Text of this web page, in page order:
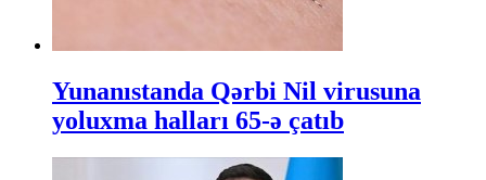
Yunanıstanda Qərbi Nil virusuna
yoluxma halları 65-ə çatıb